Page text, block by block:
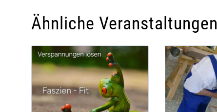
Ähnliche Veranstaltungen